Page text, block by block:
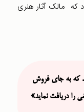
که مالک آثار هنری
که به جای فروش
را دریافت نماید»